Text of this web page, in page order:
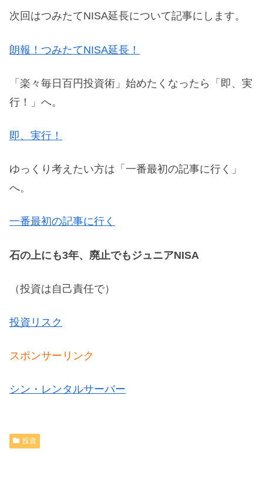
次回はつみたてNISA延長について記事にします。
朗報！つみたてNISA延長！
「楽々毎日百円投資術」始めたくなったら「即、実
行！」へ。
即、実行！
ゆっくり考えたい方は「一番最初の記事に行く」
へ。
一番最初の記事に行く
石の上にも3年、廃止でもジュニアNISA
（投資は自己責任で）
投資リスク
スポンサーリンク
シン・レンタルサーバー
投資